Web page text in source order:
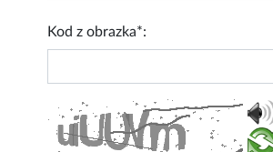
Kod z obrazka*: